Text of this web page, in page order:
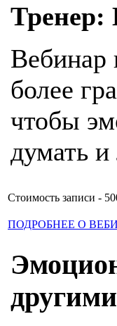
Вебинар
более
чтобы
думать
Стоимость записи -
ПОДРОБНЕЕ О
другими